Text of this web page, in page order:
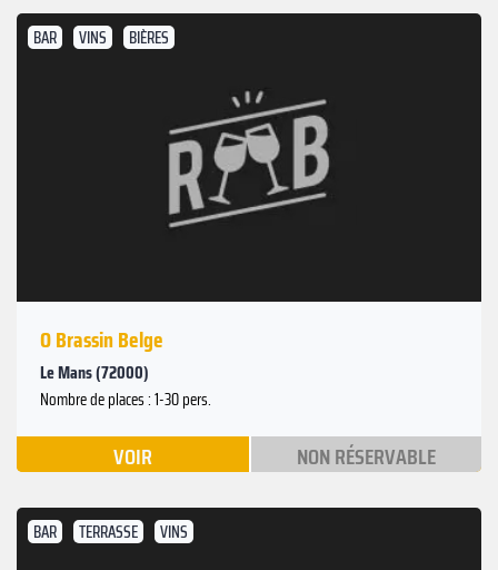
BAR VINS BIÈRES
O Brassin Belge
Le Mans (72000)
Nombre de places : 1-30 pers.
VOIR NON RÉSERVABLE
BAR TERRASSE VINS